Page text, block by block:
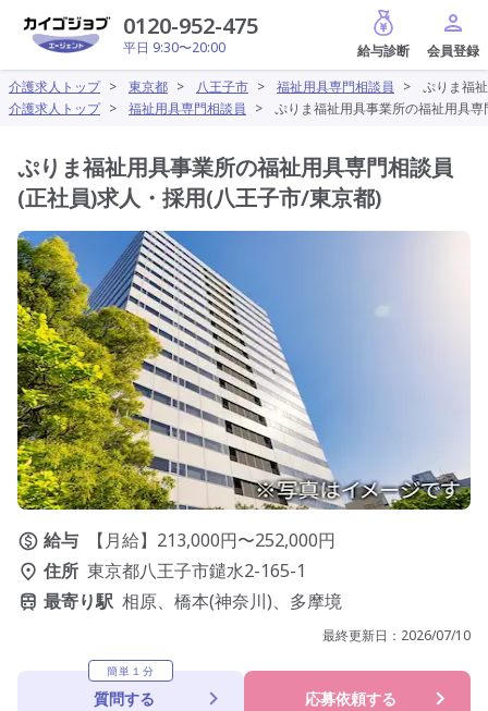
0120-952-475
平日 9:30〜20:00
給与診断
介護求人トップ > 東京都 > 八王子市 > 福祉用具専門相談員 >
ぷりま福
介護求人トップ > 福祉用具専門相談員 > ぷりま福祉用具事業所の福祉用具
ぷりま福祉用具事業所の福祉用具専門相談員
(正社員)求人・採用(八王子市/東京都)
給与
【月給】213,000円〜252,000円
住所 東京都八王子市鑓水2-165-1
最寄り駅 相原、橋本(神奈川)、多摩境
最終更新日： 2026/07/10
簡単１分
質問する 応募依頼する